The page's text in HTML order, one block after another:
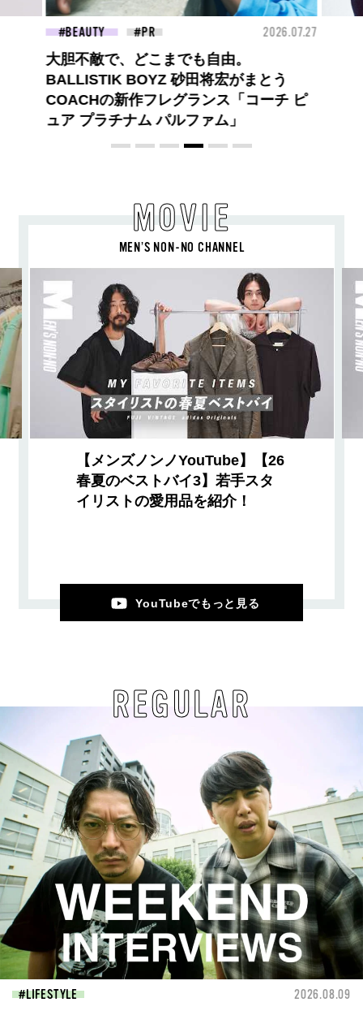
FASHION 2026.07.09
【PRADA × NI-KI(ENHYPEN)】時をかけ
る、ニューモード
MOVIE
MEN’S NON-NO CHANNEL
【メンズノンノYouTube】【26
春夏のベストバイ3】若手スタ
イリストの愛用品を紹介！
YouTubeでもっと見る
REGULAR
LIFESTYLE 2026.08.09